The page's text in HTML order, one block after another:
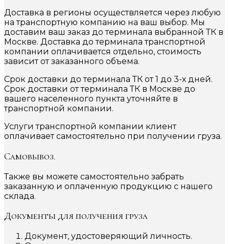
Доставка в регионы осуществляется через любую
на транспортную компанию на ваш выбор. Мы
доставим ваш заказ до терминала выбранной ТК в
Москве. Доставка до терминала транспортной
компании оплачивается отдельно, стоимость
зависит от заказанного объема.
Срок доставки до терминала ТК от 1 до 3-х дней.
Срок доставки от терминала ТК в Москве до
вашего населенного пункта уточняйте в
транспортной компании.
Услуги транспортной компании клиент
оплачивает самостоятельно при получении груза.
Самовывоз.
Также вы можете самостоятельно забрать
заказанную и оплаченную продукцию с нашего
склада.
Документы для получения груза
Документ, удостоверяющий личность.